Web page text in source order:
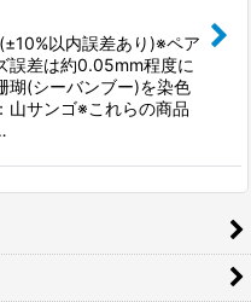
以内誤差あり)※ペア
誤差は約0.05mm程度に
瑚(シーバンブー)を染色
山サンゴ※これらの商品